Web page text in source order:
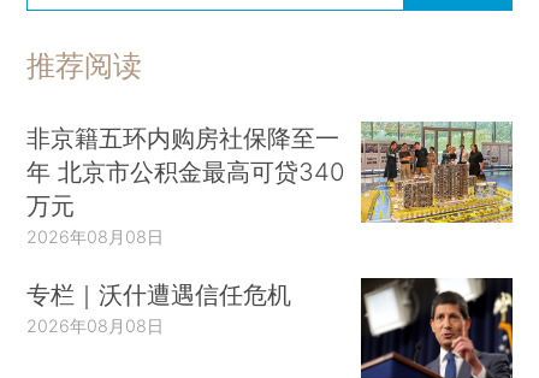
推荐阅读
非京籍五环内购房社保降至一
年 北京市公积金最高可贷340
万元
2026年08月08日
专栏｜沃什遭遇信任危机
2026年08月08日